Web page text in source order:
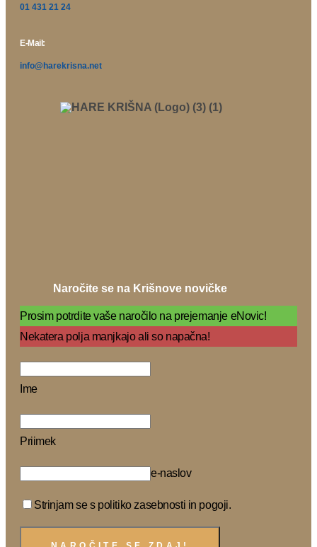
01 431 21 24
E-Mail:
info@harekrisna.net
Naročite se na Krišnove novičke
Prosim potrdite vaše naročilo na prejemanje eNovic!
Nekatera polja manjkajo ali so napačna!
Ime
Priimek
e-naslov
Strinjam se s politiko zasebnosti in pogoji.